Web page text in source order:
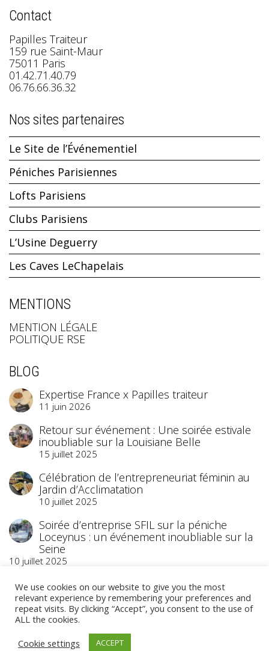
Contact
Papilles Traiteur
159 rue Saint-Maur
75011 Paris
01.42.71.40.79
06.76.66.36.32
Nos sites partenaires
Le Site de l’Événementiel
Péniches Parisiennes
Lofts Parisiens
Clubs Parisiens
L’Usine Deguerry
Les Caves LeChapelais
MENTIONS
MENTION LÉGALE
POLITIQUE RSE
BLOG
Expertise France x Papilles traiteur
11 juin 2026
Retour sur événement : Une soirée estivale
inoubliable sur la Louisiane Belle
15 juillet 2025
Célébration de l’entrepreneuriat féminin au
Jardin d’Acclimatation
10 juillet 2025
Soirée d’entreprise SFIL sur la péniche
Loceynus : un événement inoubliable sur la
Seine
10 juillet 2025
©2023 Papilles Traiteur
We use cookies on our website to give you the most
relevant experience by remembering your preferences and
repeat visits. By clicking “Accept”, you consent to the use of
ALL the cookies.
Cookie settings
ACCEPT